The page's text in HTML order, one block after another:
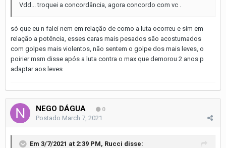
Vdd... troquei a concordância, agora concordo com vc .
só que eu n falei nem em relação de como a luta ocorreu e sim em
relação a potência, esses caras mais pesados são acostumados
com golpes mais violentos, não sentem o golpe dos mais leves, o
poirier msm disse após a luta contra o max que demorou 2 anos p
adaptar aos leves
NEGO DÁGUA 0
Postado March 7, 2021
Em 3/7/2021 at 2:39 PM, Rucci disse: